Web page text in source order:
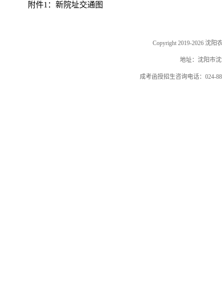
附件1：新院址交通图
Copyright 2019-2026 沈
地址：沈阳市
成考函授招生咨询电话：024-